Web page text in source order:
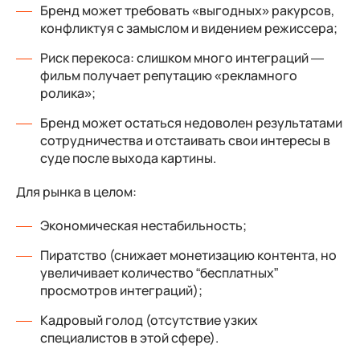
Бренд может требовать «выгодных» ракурсов,
конфликтуя с замыслом и видением режиссера;
Риск перекоса: слишком много интеграций —
фильм получает репутацию «рекламного
ролика»;
Бренд может остаться недоволен результатами
сотрудничества и отстаивать свои интересы в
суде после выхода картины.
Для рынка в целом:
Экономическая нестабильность;
Пиратство (снижает монетизацию контента, но
увеличивает количество “бесплатных”
просмотров интеграций);
Кадровый голод (отсутствие узких
специалистов в этой сфере).